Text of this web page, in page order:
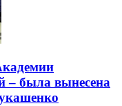
– была вынесена